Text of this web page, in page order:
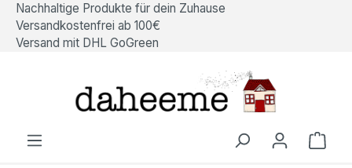
springen
Nachhaltige Produkte für dein Zuhause
Versandkostenfrei ab 100€
Versand mit DHL GoGreen